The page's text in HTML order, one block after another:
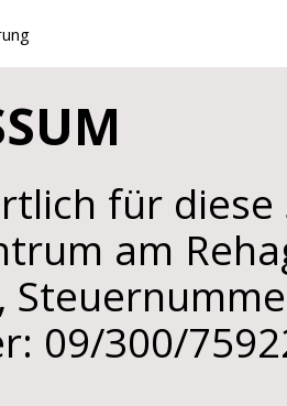
für diese
am
09/300/